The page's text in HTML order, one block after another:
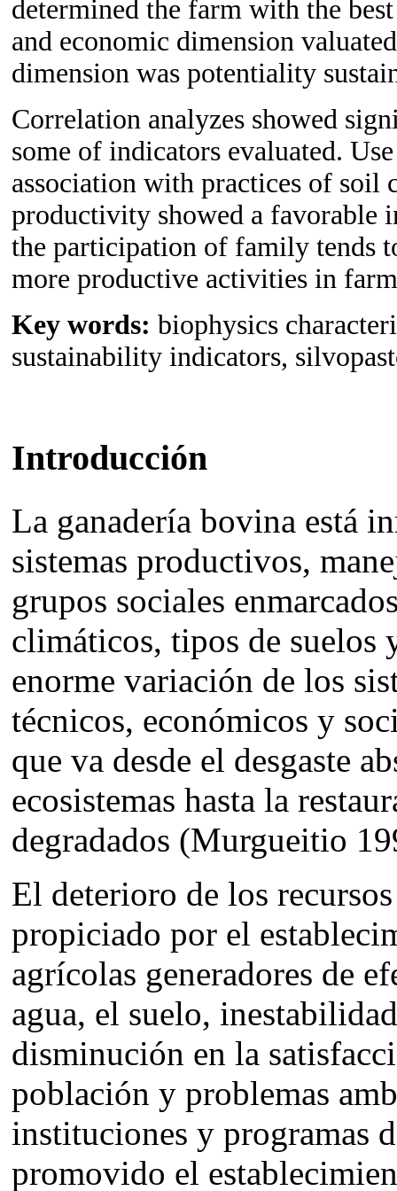
determined the farm with the
and economic dimension
dimension was potentiality
Correlation analyzes showed
some of indicators evaluated.
association with practices of
productivity showed a favorable
the participation of family tends
more productive activities in
Key words: biophysics
sustainability indicators,
Introducción
La ganadería bovina está
sistemas productivos,
grupos sociales
climáticos, tipos de suelos
enorme variación de los
técnicos, económicos y
que va desde el desgaste
ecosistemas hasta la
degradados (Murgueitio
El deterioro de los
propiciado por el
agrícolas generadores de
agua, el suelo,
disminución en la
población y problemas
instituciones y programas
promovido el